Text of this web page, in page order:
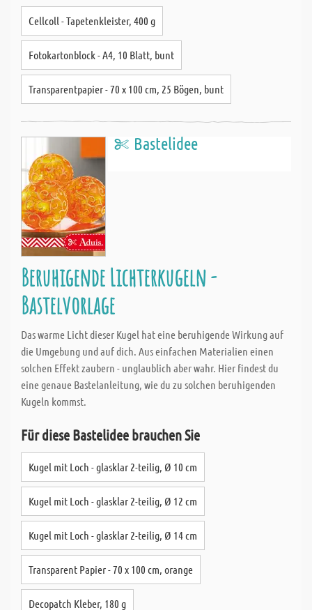
Cellcoll - Tapetenkleister, 400 g
Fotokartonblock - A4, 10 Blatt, bunt
Transparentpapier - 70 x 100 cm, 25 Bögen, bunt
Bastelidee
Beruhigende Lichterkugeln -
Bastelvorlage
Das warme Licht dieser Kugel hat eine beruhigende Wirkung auf
die Umgebung und auf dich. Aus einfachen Materialien einen
solchen Effekt zaubern - unglaublich aber wahr. Hier findest du
eine genaue Bastelanleitung, wie du zu solchen beruhigenden
Kugeln kommst.
Für diese Bastelidee brauchen Sie
Kugel mit Loch - glasklar 2-teilig, Ø 10 cm
Kugel mit Loch - glasklar 2-teilig, Ø 12 cm
Kugel mit Loch - glasklar 2-teilig, Ø 14 cm
Transparent Papier - 70 x 100 cm, orange
Decopatch Kleber, 180 g